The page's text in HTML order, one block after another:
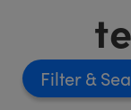
Filter